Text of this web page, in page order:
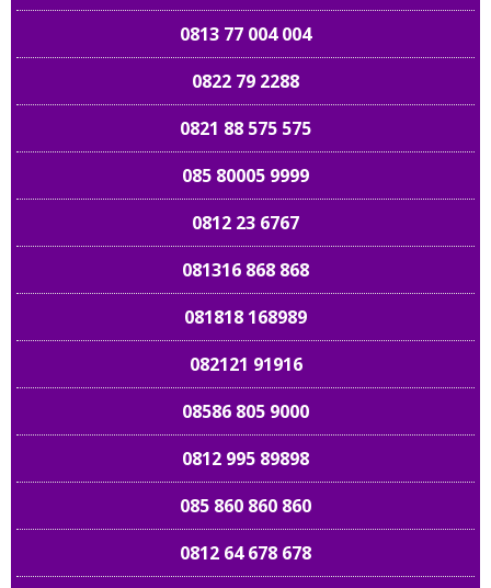
0813 77 004 004
0822 79 2288
0821 88 575 575
085 80005 9999
0812 23 6767
081316 868 868
081818 168989
082121 91916
08586 805 9000
0812 995 89898
085 860 860 860
0812 64 678 678